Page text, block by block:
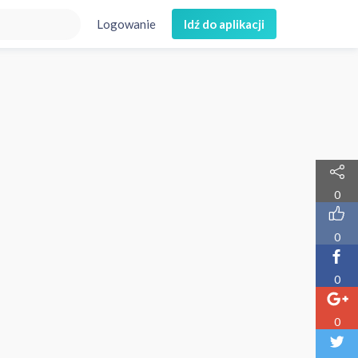
Logowanie Idź do aplikacji
0
0
0
0